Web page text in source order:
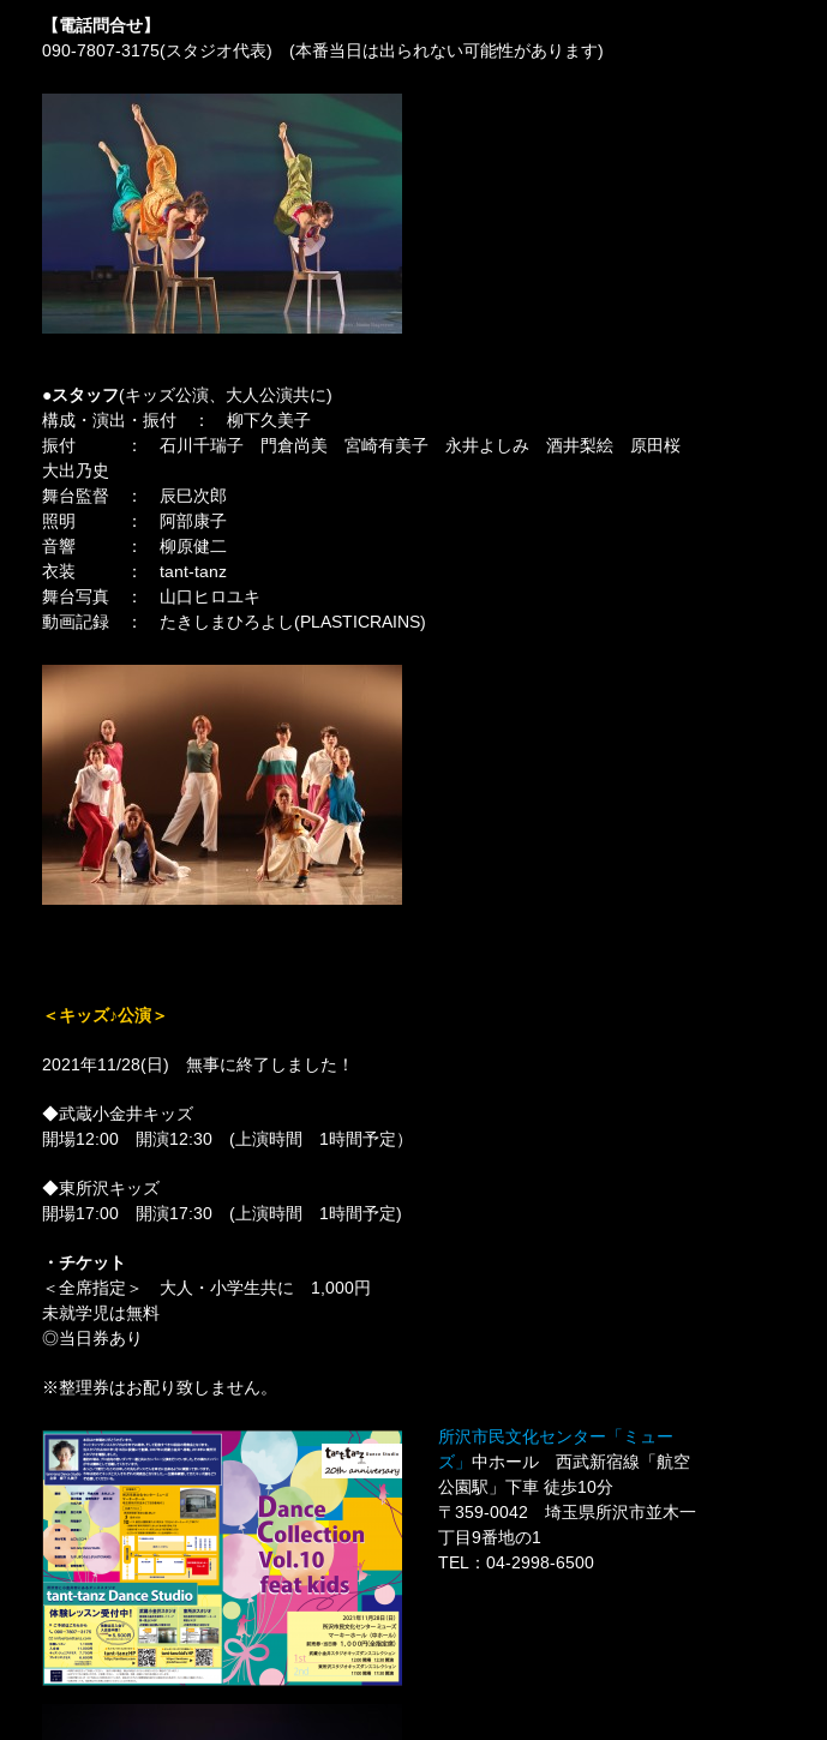
【電話問合せ】
090‐7807‐3175(スタジオ代表) (本番当日は出られない可能性があります)
●スタッフ(キッズ公演、大人公演共に)
構成・演出・振付 ： 柳下久美子
振付 ： 石川千瑞子 門倉尚美 宮崎有美子 永井よしみ 酒井梨絵 原田桜
大出乃史
舞台監督 ： 辰巳次郎
照明 ： 阿部康子
音響 ： 柳原健二
衣装 ： tant-tanz
舞台写真 ： 山口ヒロユキ
動画記録 ： たきしまひろよし(PLASTICRAINS)
＜キッズ♪公演＞
2021年11/28(日) 無事に終了しました！
◆武蔵小金井キッズ
開場12:00 開演12:30 (上演時間 1時間予定）
◆東所沢キッズ
開場17:00 開演17:30 (上演時間 1時間予定)
・ チケット
＜全席指定＞ 大人・小学生共に 1,000円
未就学児は無料
◎当日券あり
※整理券はお配り致しません。
所沢市民文化センター「ミュー
ズ」 中ホール 西武新宿線「航空
公園駅」下車 徒歩10分
〒359-0042 埼玉県所沢市並木一
丁目9番地の1
TEL：04-2998-6500